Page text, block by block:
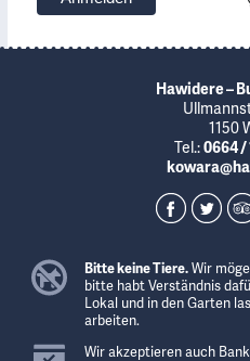
Hawidere –
1150
Tel.:0664 /
Bitte keine Tiere.Wir
bitte habt Verständnis
Lokal und in den Garten
arbeiten.
Wir akzeptieren auch